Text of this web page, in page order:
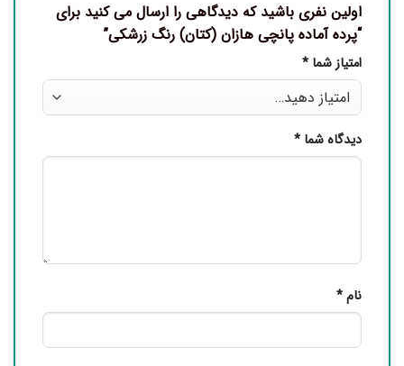
اولین نفری باشید که دیدگاهی را ارسال می کنید برای
“پرده آماده پانچی هازان (کتان) رنگ زرشکی”
امتیاز شما *
دیدگاه شما *
نام*